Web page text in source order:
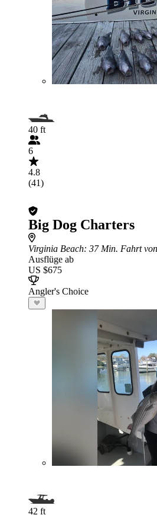
40 ft
6
4.8
(41)
Big Dog Charters
Virginia Beach: 37 Min. Fahrt
Ausflüge ab
US $675
Angler's Choice
42 ft